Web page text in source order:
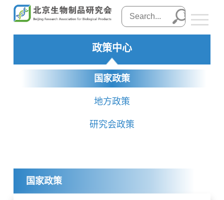
政策中心
国家政策
地方政策
研究会政策
国家政策